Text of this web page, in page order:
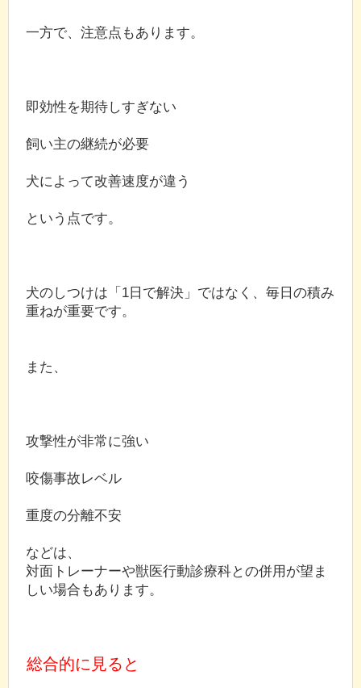
一方で、注意点もあります。
即効性を期待しすぎない
飼い主の継続が必要
犬によって改善速度が違う
という点です。
犬のしつけは「1日で解決」ではなく、毎日の積み
重ねが重要です。
また、
攻撃性が非常に強い
咬傷事故レベル
重度の分離不安
などは、
対面トレーナーや獣医行動診療科との併用が望ま
しい場合もあります。
総合的に見ると